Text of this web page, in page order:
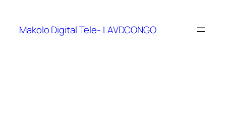
Makolo Digital Tele- LAVDCONGO